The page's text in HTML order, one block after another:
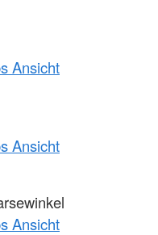
Ansicht
Ansicht
Ansicht